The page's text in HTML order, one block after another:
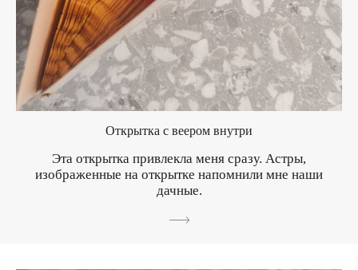
Открытка с веером внутри
Эта открытка привлекла меня сразу. Астры,
изображенные на открытке напомнили мне наши
дачные.